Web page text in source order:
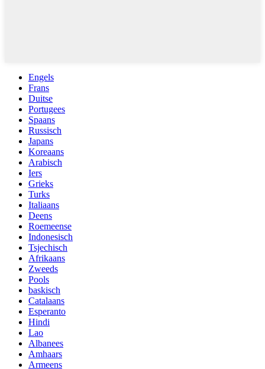
Engels
Frans
Duitse
Portugees
Spaans
Russisch
Japans
Koreaans
Arabisch
Iers
Grieks
Turks
Italiaans
Deens
Roemeense
Indonesisch
Tsjechisch
Afrikaans
Zweeds
Pools
baskisch
Catalaans
Esperanto
Hindi
Lao
Albanees
Amhaars
Armeens